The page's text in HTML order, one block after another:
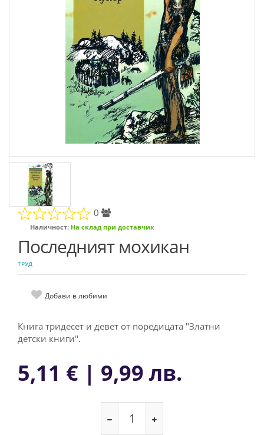
0
Наличност: На склад при доставчик
Последният мохикан
ТРУД
Добави в любими
Книга тридесет и девет от поредицата "Златни
детски книги".
5,11 € | 9,99 лв.